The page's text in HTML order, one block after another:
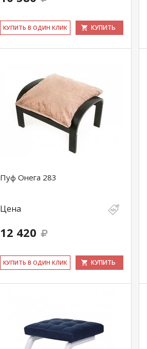
КУ­ПИТЬ В ОДИН КЛИК КУПИТЬ
Пуф Онега 283
Цена
12 420
КУ­ПИТЬ В ОДИН КЛИК КУПИТЬ